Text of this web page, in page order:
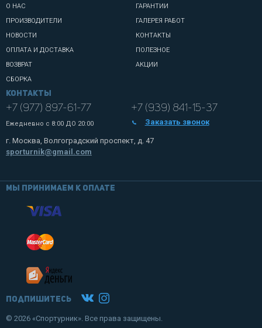
О НАС
ПРОИЗВОДИТЕЛИ
НОВОСТИ
ОПЛАТА И ДОСТАВКА
ВОЗВРАТ
СБОРКА
ГАРАНТИИ
ГАЛЕРЕЯ РАБОТ
КОНТАКТЫ
ПОЛЕЗНОЕ
АКЦИИ
Контакты
+7 (977) 897-61-77
Ежедневно с 8:00 ДО 20:00
+7 (939) 841-15-37
Заказать звонок
г. Москва, Волгоградский проспект, д. 47
sporturnik@gmail.com
© 2026 «Спортурник». Все права защищены.
Мы принимаем к оплате
Подпишитесь